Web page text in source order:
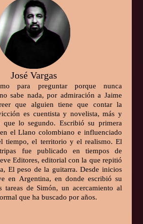
José Vargas
para preguntar porque nunca
sabe nada, por admiración a Jaime
que alguien tiene que contar la
es cuentista y novelista, más y
lo segundo. Escribió su primera
el Llano colombiano e influenciado
tiempo, el territorio y el realismo. El
fue publicado en tiempos de
Editores, editorial con la que repitió
El peso de la guitarra. Desde inicios
en Argentina, en donde escribió su
tareas de Simón, un acercamiento al
que ha buscado por años.